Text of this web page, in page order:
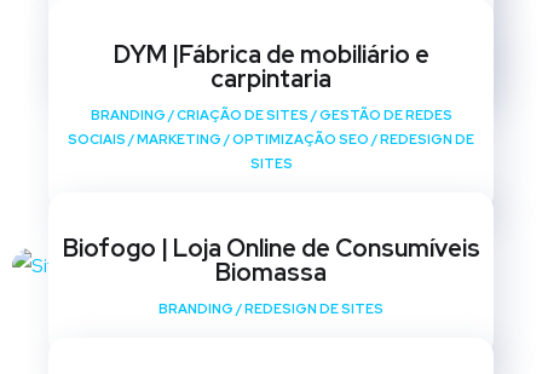
SITES
DYM |Fábrica de mobiliário e
carpintaria
BRANDING /CRIAÇÃO DE SITES /GESTÃO DE REDES
SOCIAIS /MARKETING /OPTIMIZAÇÃO SEO /REDESIGN DE
SITES
Biofogo | Loja Online de Consumíveis
Biomassa
BRANDING /REDESIGN DE SITES